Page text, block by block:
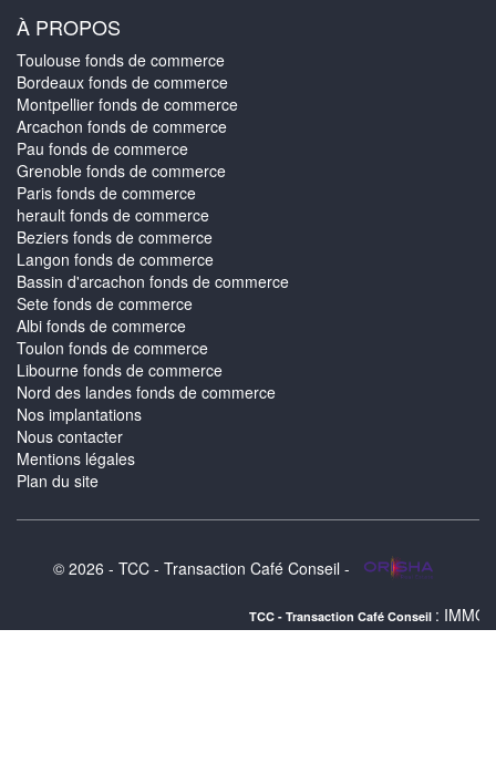
À PROPOS
Toulouse fonds de commerce
Bordeaux fonds de commerce
Montpellier fonds de commerce
Arcachon fonds de commerce
Pau fonds de commerce
Grenoble fonds de commerce
Paris fonds de commerce
herault fonds de commerce
Beziers fonds de commerce
Langon fonds de commerce
Bassin d'arcachon fonds de commerce
Sete fonds de commerce
Albi fonds de commerce
Toulon fonds de commerce
Libourne fonds de commerce
Nord des landes fonds de commerce
Nos implantations
Nous contacter
Mentions légales
Plan du site
© 2026 - TCC - Transaction Café Conseil -
TCC - Transaction Café Conseil: IMMOBILIER